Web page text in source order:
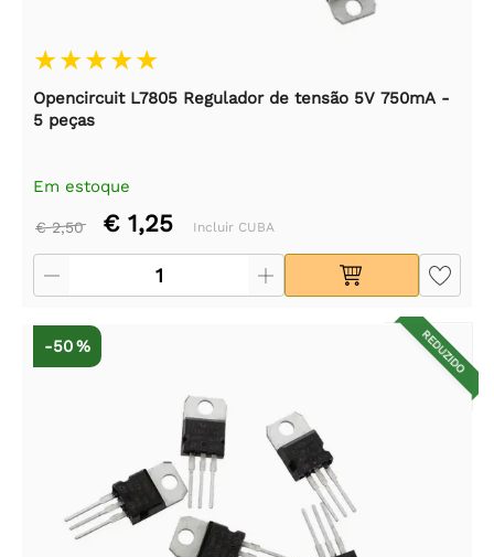
Opencircuit L7805 Regulador de tensão 5V 750mA -
5 peças
Em estoque
€ 2,50 € 1,25 Incluir CUBA
REDUZIDO
-50 %